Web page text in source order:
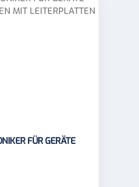
FÜR GERÄTE